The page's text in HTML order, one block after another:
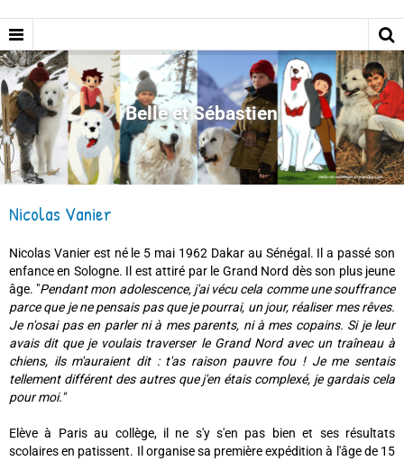
Belle et Sébastien
Nicolas Vanier
Nicolas Vanier est né le 5 mai 1962 Dakar au Sénégal. Il a passé son
enfance en Sologne. Il est attiré par le Grand Nord dès son plus jeune
âge. "Pendant mon adolescence, j'ai vécu cela comme une souffrance
parce que je ne pensais pas que je pourrai, un jour, réaliser mes rêves.
Je n'osai pas en parler ni à mes parents, ni à mes copains. Si je leur
avais dit que je voulais traverser le Grand Nord avec un traîneau à
chiens, ils m'auraient dit : t'as raison pauvre fou ! Je me sentais
tellement différent des autres que j'en étais complexé, je gardais cela
pour moi."
Elève à Paris au collège, il ne s'y s'en pas bien et ses résultats
scolaires en patissent. Il organise sa première expédition à l'âge de 15